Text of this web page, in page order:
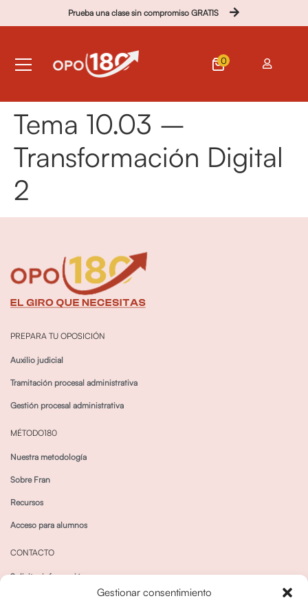
Gestionar consentimiento
Prueba una clase sin compromiso GRATIS
0
Tema 10.03 –
Transformación Digital
2
PREPARA TU OPOSICIÓN
Auxilio judicial
Tramitación procesal administrativa
Gestión procesal administrativa
MÉTODO180
Nuestra metodología
Sobre Fran
Recursos
Acceso para alumnos
CONTACTO
Solicitar información